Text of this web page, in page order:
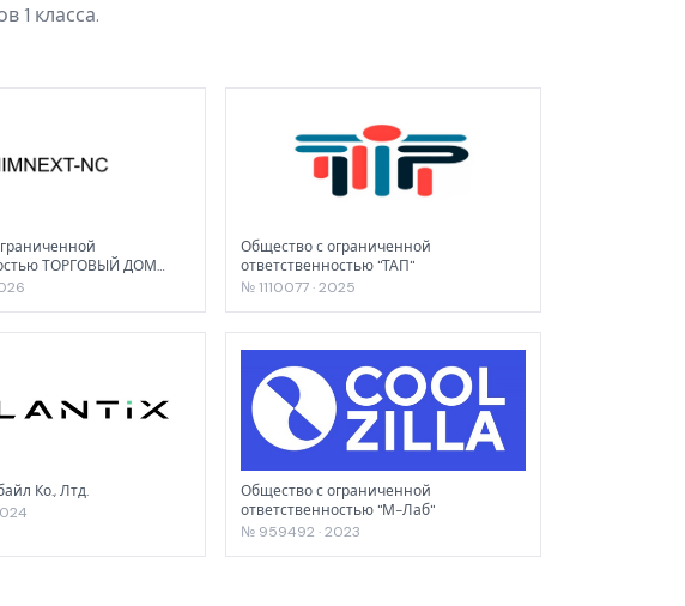
1 класса.
ТОРГОВЫЙ ДОМ
Общество с ограниченной
ответственностью "ТАП"
№ 1110077 · 2025
Ко., Лтд.
Общество с ограниченной
ответственностью "М-Лаб"
№ 959492 · 2023